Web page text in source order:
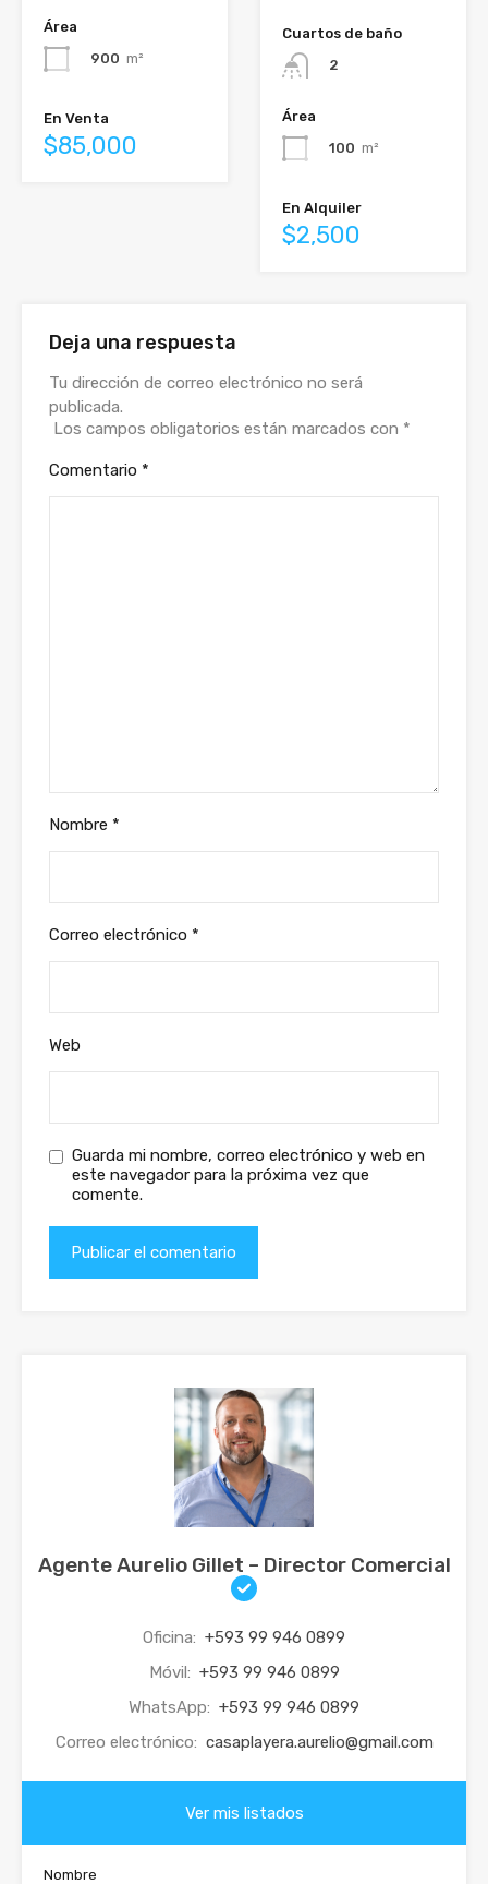
Área
900 m²
En Venta
$85,000
Cuartos de baño
2
Área
100 m²
En Alquiler
$2,500
Deja una respuesta
Tu dirección de correo electrónico no será
publicada.
Los campos obligatorios están marcados con *
Comentario *
Nombre *
Correo electrónico *
Web
Guarda mi nombre, correo electrónico y web en
este navegador para la próxima vez que
comente.
Agente Aurelio Gillet – Director Comercial
Oficina: +593 99 946 0899
Móvil: +593 99 946 0899
WhatsApp: +593 99 946 0899
Correo electrónico: casaplayera.aurelio@gmail.com
Ver mis listados
Nombre